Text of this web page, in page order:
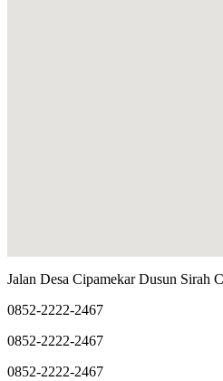
Jalan Desa Cipamekar Dusun Sirah
0852-2222-2467
0852-2222-2467
0852-2222-2467